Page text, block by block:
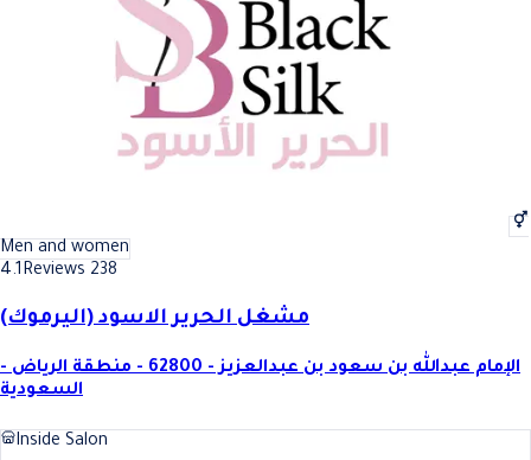
Men and women
4.1Reviews 238
مشغل الحرير الاسود (اليرموك)
الإمام عبدالله بن سعود بن عبدالعزيز - 62800 - منطقة الرياض -
السعودية
Inside Salon